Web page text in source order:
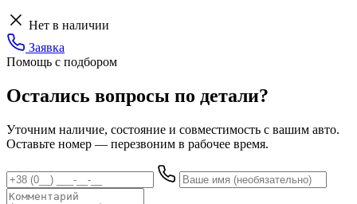
Нет в наличии
Заявка
Помощь с подбором
Остались вопросы по детали?
Уточним наличие, состояние и совместимость с вашим авто.
Оставьте номер — перезвоним в рабочее время.